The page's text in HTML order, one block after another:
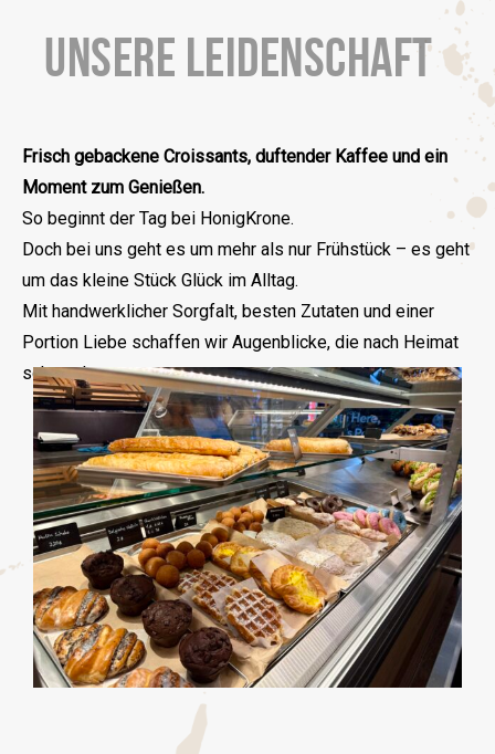
UNSERE LEIDENSCHAFT
Frisch gebackene Croissants, duftender Kaffee und ein
Moment zum Genießen.
So beginnt der Tag bei HonigKrone.
Doch bei uns geht es um mehr als nur Frühstück – es geht
um das kleine Stück Glück im Alltag.
Mit handwerklicher Sorgfalt, besten Zutaten und einer
Portion Liebe schaffen wir Augenblicke, die nach Heimat
schmecken.